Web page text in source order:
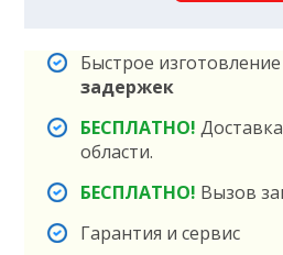
Быстрое изготовление
задержек
БЕСПЛАТНО!
области.
БЕСПЛАТНО! Вызов
Гарантия и сервис